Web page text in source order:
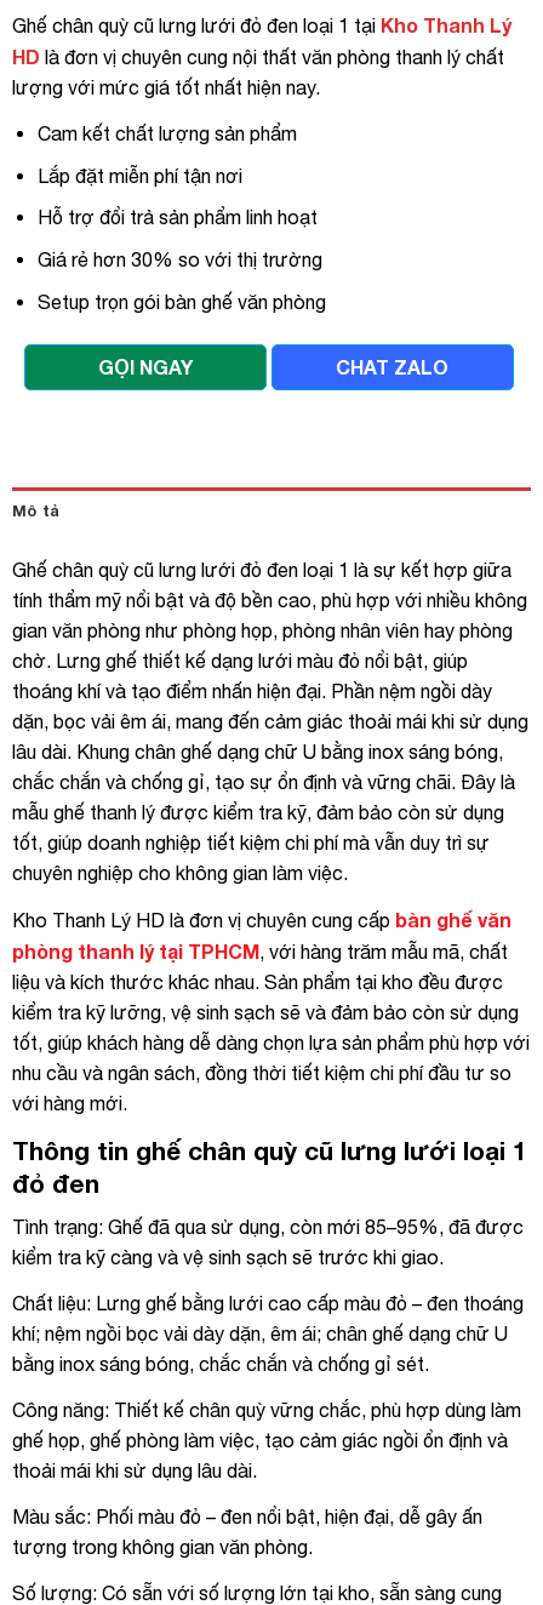
là:
600.000₫.
hiện
tại
là:
500.000₫.
Ghế chân quỳ cũ lưng lưới đỏ đen loại 1 tại Kho Thanh Lý
HD là đơn vị chuyên cung nội thất văn phòng thanh lý chất
lượng với mức giá tốt nhất hiện nay.
Cam kết chất lượng sản phẩm
Lắp đặt miễn phí tận nơi
Hỗ trợ đổi trả sản phẩm linh hoạt
Giá rẻ hơn 30% so với thị trường
Setup trọn gói bàn ghế văn phòng
GỌI NGAY CHAT ZALO
Mô tả
Ghế chân quỳ cũ lưng lưới đỏ đen loại 1 là sự kết hợp giữa
tính thẩm mỹ nổi bật và độ bền cao, phù hợp với nhiều không
gian văn phòng như phòng họp, phòng nhân viên hay phòng
chờ. Lưng ghế thiết kế dạng lưới màu đỏ nổi bật, giúp
thoáng khí và tạo điểm nhấn hiện đại. Phần nệm ngồi dày
dặn, bọc vải êm ái, mang đến cảm giác thoải mái khi sử dụng
lâu dài. Khung chân ghế dạng chữ U bằng inox sáng bóng,
chắc chắn và chống gỉ, tạo sự ổn định và vững chãi. Đây là
mẫu ghế thanh lý được kiểm tra kỹ, đảm bảo còn sử dụng
tốt, giúp doanh nghiệp tiết kiệm chi phí mà vẫn duy trì sự
chuyên nghiệp cho không gian làm việc.
Kho Thanh Lý HD là đơn vị chuyên cung cấp bàn ghế văn
phòng thanh lý tại TPHCM, với hàng trăm mẫu mã, chất
liệu và kích thước khác nhau. Sản phẩm tại kho đều được
kiểm tra kỹ lưỡng, vệ sinh sạch sẽ và đảm bảo còn sử dụng
tốt, giúp khách hàng dễ dàng chọn lựa sản phẩm phù hợp với
nhu cầu và ngân sách, đồng thời tiết kiệm chi phí đầu tư so
với hàng mới.
Thông tin ghế chân quỳ cũ lưng lưới loại 1
đỏ đen
Tình trạng: Ghế đã qua sử dụng, còn mới 85–95%, đã được
kiểm tra kỹ càng và vệ sinh sạch sẽ trước khi giao.
Chất liệu: Lưng ghế bằng lưới cao cấp màu đỏ – đen thoáng
khí; nệm ngồi bọc vải dày dặn, êm ái; chân ghế dạng chữ U
bằng inox sáng bóng, chắc chắn và chống gỉ sét.
Công năng: Thiết kế chân quỳ vững chắc, phù hợp dùng làm
ghế họp, ghế phòng làm việc, tạo cảm giác ngồi ổn định và
thoải mái khi sử dụng lâu dài.
Màu sắc: Phối màu đỏ – đen nổi bật, hiện đại, dễ gây ấn
tượng trong không gian văn phòng.
Số lượng: Có sẵn với số lượng lớn tại kho, sẵn sàng cung